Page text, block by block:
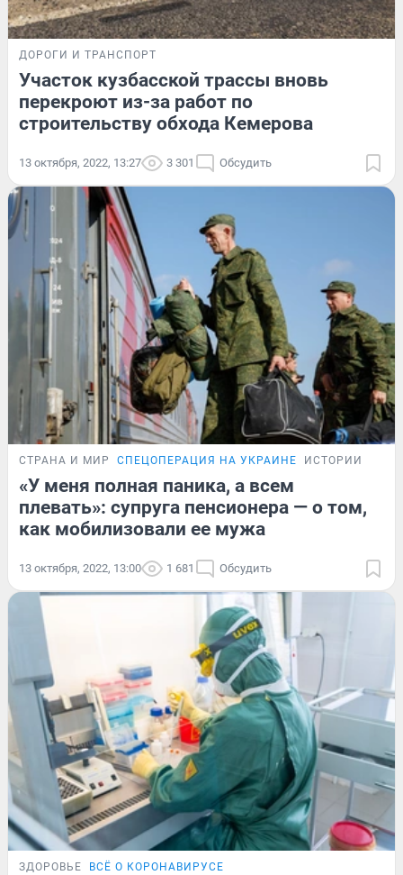
ДОРОГИ И ТРАНСПОРТ
Участок кузбасской трассы вновь
перекроют из-за работ по
строительству обхода Кемерова
13 октября, 2022, 13:27 3 301 Обсудить
СТРАНА И МИР СПЕЦОПЕРАЦИЯ НА УКРАИНЕ ИСТОРИИ
«У меня полная паника, а всем
плевать»: супруга пенсионера — о том,
как мобилизовали ее мужа
13 октября, 2022, 13:00 1 681 Обсудить
ЗДОРОВЬЕ ВСЁ О КОРОНАВИРУСЕ